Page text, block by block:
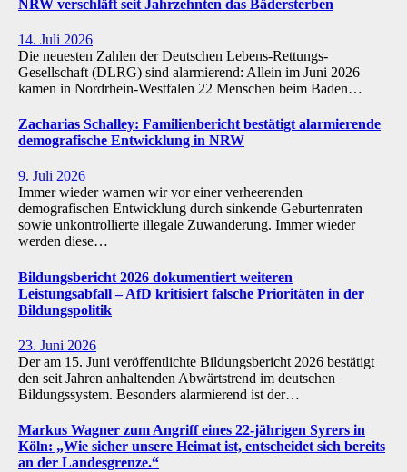
NRW verschläft seit Jahrzehnten das Bädersterben
14. Juli 2026
Die neuesten Zahlen der Deutschen Lebens-Rettungs-
Gesellschaft (DLRG) sind alarmierend: Allein im Juni 2026
kamen in Nordrhein-Westfalen 22 Menschen beim Baden…
Zacharias Schalley: Familienbericht bestätigt alarmierende
demografische Entwicklung in NRW
9. Juli 2026
Immer wieder warnen wir vor einer verheerenden
demografischen Entwicklung durch sinkende Geburtenraten
sowie unkontrollierte illegale Zuwanderung. Immer wieder
werden diese…
Bildungsbericht 2026 dokumentiert weiteren
Leistungsabfall – AfD kritisiert falsche Prioritäten in der
Bildungspolitik
23. Juni 2026
Der am 15. Juni veröffentlichte Bildungsbericht 2026 bestätigt
den seit Jahren anhaltenden Abwärtstrend im deutschen
Bildungssystem. Besonders alarmierend ist der…
Markus Wagner zum Angriff eines 22-jährigen Syrers in
Köln: „Wie sicher unsere Heimat ist, entscheidet sich bereits
an der Landesgrenze.“